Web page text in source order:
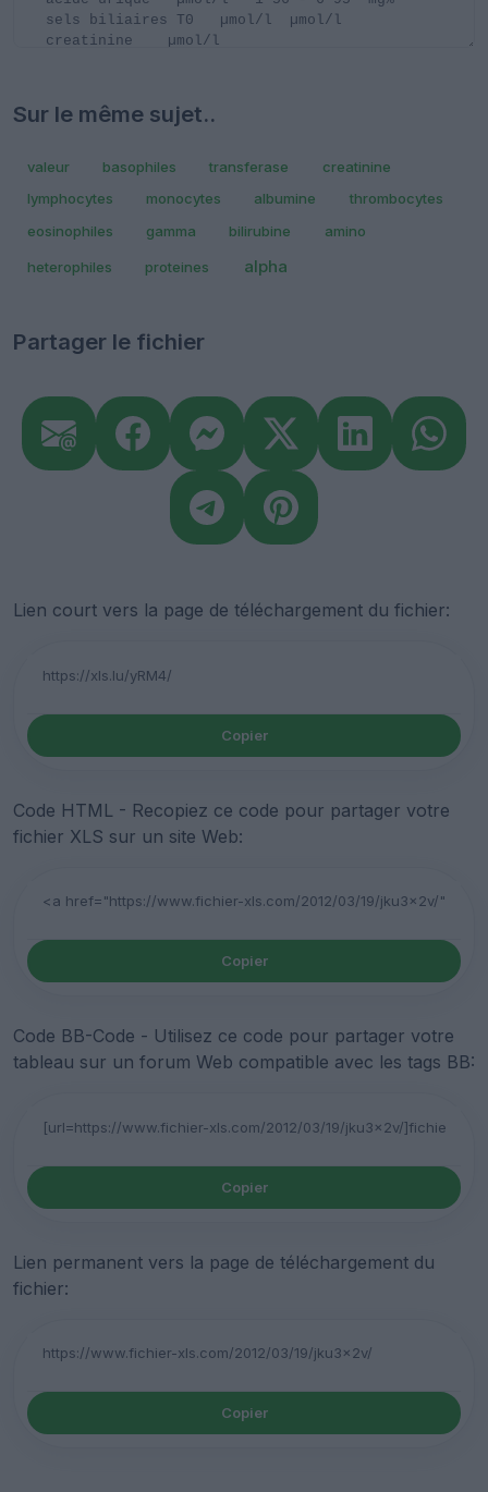
Sur le même sujet..
valeur basophiles transferase
creatinine
lymphocytes
monocytes albumine
thrombocytes
eosinophiles
gamma bilirubine amino
heterophiles proteines alpha
Partager le fichier
Lien court vers la page de téléchargement du fichier:
Copier
Code HTML - Recopiez ce code pour partager votre
fichier XLS sur un site Web:
Copier
Code BB-Code - Utilisez ce code pour partager votre
tableau sur un forum Web compatible avec les tags BB:
Copier
Lien permanent vers la page de téléchargement du
fichier:
Copier